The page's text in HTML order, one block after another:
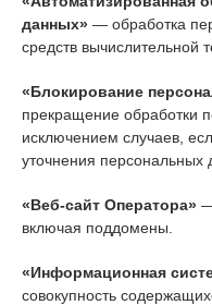
данных» — обработка
средств вычислительной
«Блокирование
прекращение обработки
исключением случаев,
уточнения персональных
«Веб-сайт Оператора»
включая поддомены.
«Информационная
совокупность